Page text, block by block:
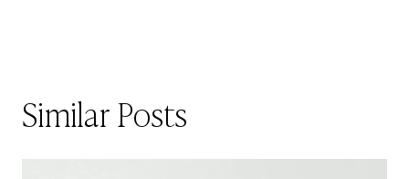
Similar Posts